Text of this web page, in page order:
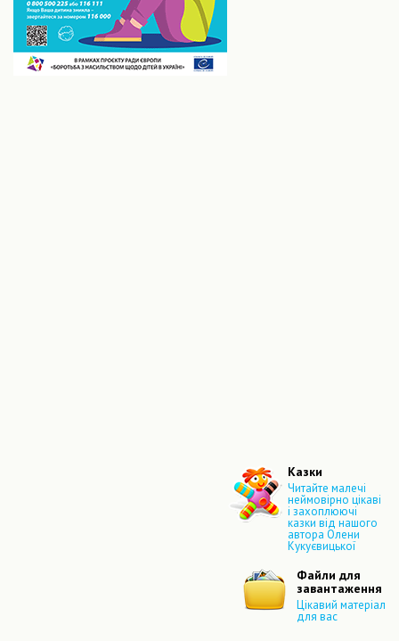
Казки
Читайте малечі
неймовірно цікаві
і захоплюючі
казки від нашого
автора Олени
Кукуєвицької
Файли для
завантаження
Цікавий матеріал
для вас